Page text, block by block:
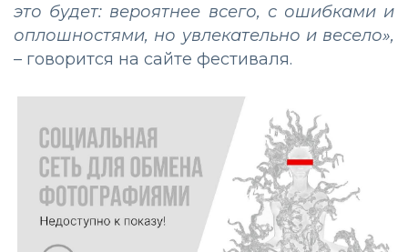
это будет: вероятнее всего, с ошибками и
оплошностями, но увлекательно и весело»,
– говорится на сайте фестиваля.